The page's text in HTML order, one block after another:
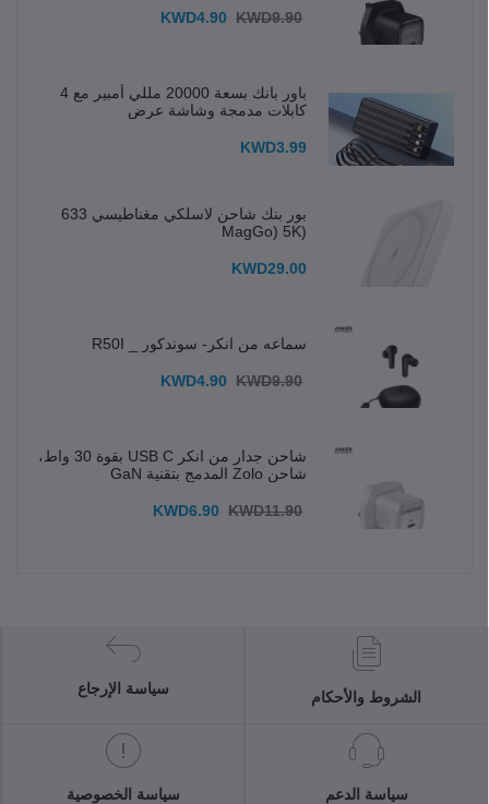
KWD4.90 KWD9.90
باور بانك بسعة 20000 مللي أمبير مع 4
كابلات مدمجة وشاشة عرض
KWD3.99
بور بنك شاحن لاسلكي مغناطيسي 633
(MagGo) 5K
KWD29.00
سماعه من انكر- سوندكور _ R50I
KWD4.90 KWD9.90
شاحن جدار من انكر USB C بقوة 30 واط،
شاحن Zolo المدمج بتقنية GaN
KWD6.90 KWD11.90
الشروط والأحكام
سياسة الإرجاع
سياسة الدعم سياسة الخصوصية